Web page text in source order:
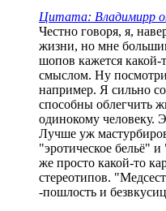
Цитата: Владимирр
Честно говоря, я,
жизни, но мне
шопов кажется
смыслом. Ну
например. Я сильно
способны облегчить
одинокому человеку.
Лучше уж
"эротическое бельё"
же просто какой-то
стереотипов.
-пошлость и